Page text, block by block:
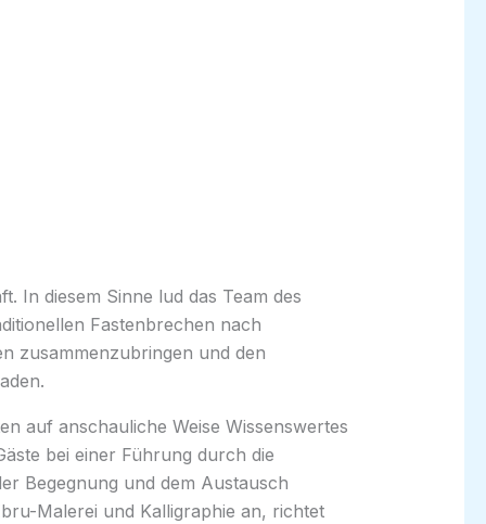
In diesem Sinne lud das Team des
Fastenbrechen nach
zusammenzubringen und den
auf anschauliche Weise Wissenswertes
bei einer Führung durch die
Begegnung und dem Austausch
Malerei und Kalligraphie an, richtet